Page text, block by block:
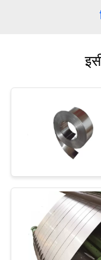
साइटमैप
PRIVACY
POLICY